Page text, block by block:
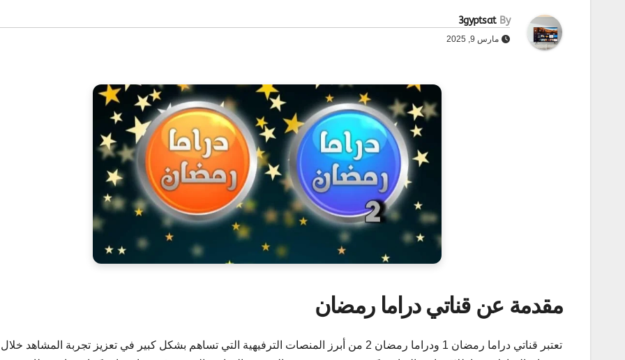
By
3gyptsat
مارس 9, 2025
مقدمة عن قناتي دراما رمضان
تعتبر قناتي دراما رمضان 1 ودراما رمضان 2 من أبرز المنصات الترفيهية التي تساهم بشكل كبير في تعزيز تجربة المشاهد